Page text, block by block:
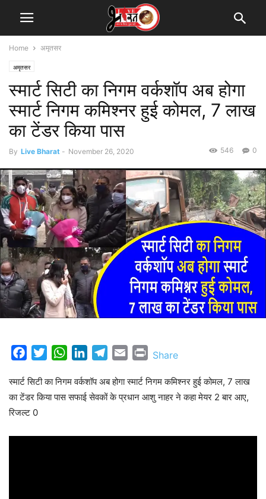
Home अमृतसर
अमृतसर
स्मार्ट सिटी का निगम वर्कशॉप अब होगा
स्मार्ट निगम कमिश्नर हुई कोमल, 7 लाख
का टेंडर किया पास
By Live Bharat - November 26, 2020 0
546
FacebookTwitterWhatsAppLinkedInTelegram
Email Print
Share
स्मार्ट सिटी का निगम वर्कशॉप अब होगा स्मार्ट निगम कमिश्नर हुई कोमल, 7 लाख
का टेंडर किया पास सफाई सेवकों के प्रधान आशु नाहर ने कहा मेयर 2 बार आए,
रिजल्ट 0